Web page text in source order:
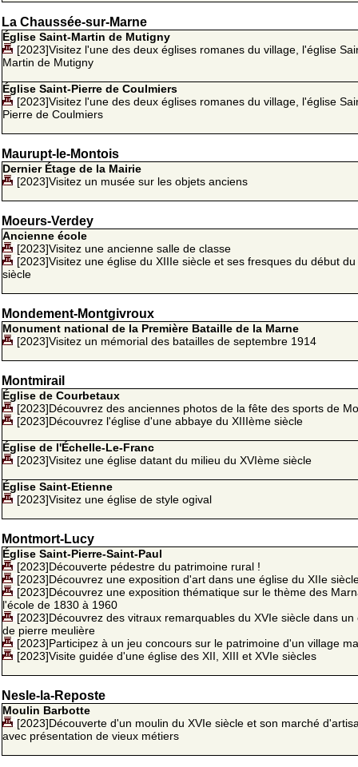
La Chaussée-sur-Marne
Église Saint-Martin de Mutigny
[2023]Visitez l'une des deux églises romanes du village, l'église
Martin de Mutigny
Église Saint-Pierre de Coulmiers
[2023]Visitez l'une des deux églises romanes du village, l'église
Pierre de Coulmiers
Maurupt-le-Montois
Dernier Étage de la Mairie
[2023]Visitez un musée sur les objets anciens
Moeurs-Verdey
Ancienne école
[2023]Visitez une ancienne salle de classe
[2023]Visitez une église du XIIIe siècle et ses fresques du début du
siècle
Mondement-Montgivroux
Monument national de la Première Bataille de la Marne
[2023]Visitez un mémorial des batailles de septembre 1914
Montmirail
Église de Courbetaux
[2023]Découvrez des anciennes photos de la fête des sports de
[2023]Découvrez l'église d'une abbaye du XIIIème siècle
Église de l'Échelle-Le-Franc
[2023]Visitez une église datant du milieu du XVIème siècle
Église Saint-Etienne
[2023]Visitez une église de style ogival
Montmort-Lucy
Église Saint-Pierre-Saint-Paul
[2023]Découverte pédestre du patrimoine rural !
[2023]Découvrez une exposition d'art dans une église du XIIe
[2023]Découvrez une exposition thématique sur le thème des
l'école de 1830 à 1960
[2023]Découvrez des vitraux remarquables du XVIe siècle dans un
de pierre meulière
[2023]Participez à un jeu concours sur le patrimoine d'un village
[2023]Visite guidée d'une église des XII, XIII et XVIe siècles
Nesle-la-Reposte
Moulin Barbotte
[2023]Découverte d'un moulin du XVIe siècle et son marché
avec présentation de vieux métiers